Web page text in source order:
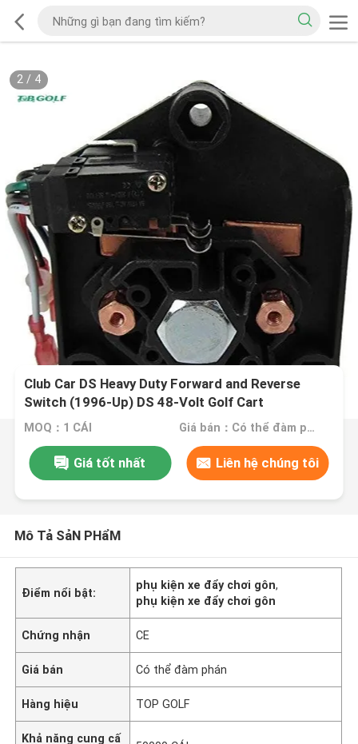
2/ 4
Club Car DS Heavy Duty Forward and Reverse
Switch (1996-Up) DS 48-Volt Golf Cart
MOQ：1 CÁI Giá bán：Có thể đàm phán
Giá tốt nhất Liên hệ chúng tôi
Mô Tả SảN PHẩM
Điểm nổi bật:
phụ kiện xe đẩy chơi gôn,
phụ kiện xe đẩy chơi gôn
Chứng nhận CE
Giá bán Có thể đàm phán
Hàng hiệu TOP GOLF
Khả năng cung cấ